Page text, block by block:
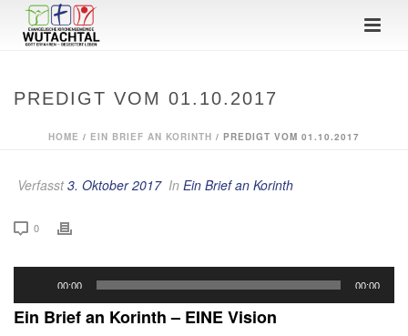
PREDIGT VOM 01.10.2017
HOME / EIN BRIEF AN KORINTH / PREDIGT VOM 01.10.2017
Verfasst3. Oktober 2017 In Ein Brief an Korinth
0
Player
00:00 00:00
Ein Brief an Korinth – EINE Vision